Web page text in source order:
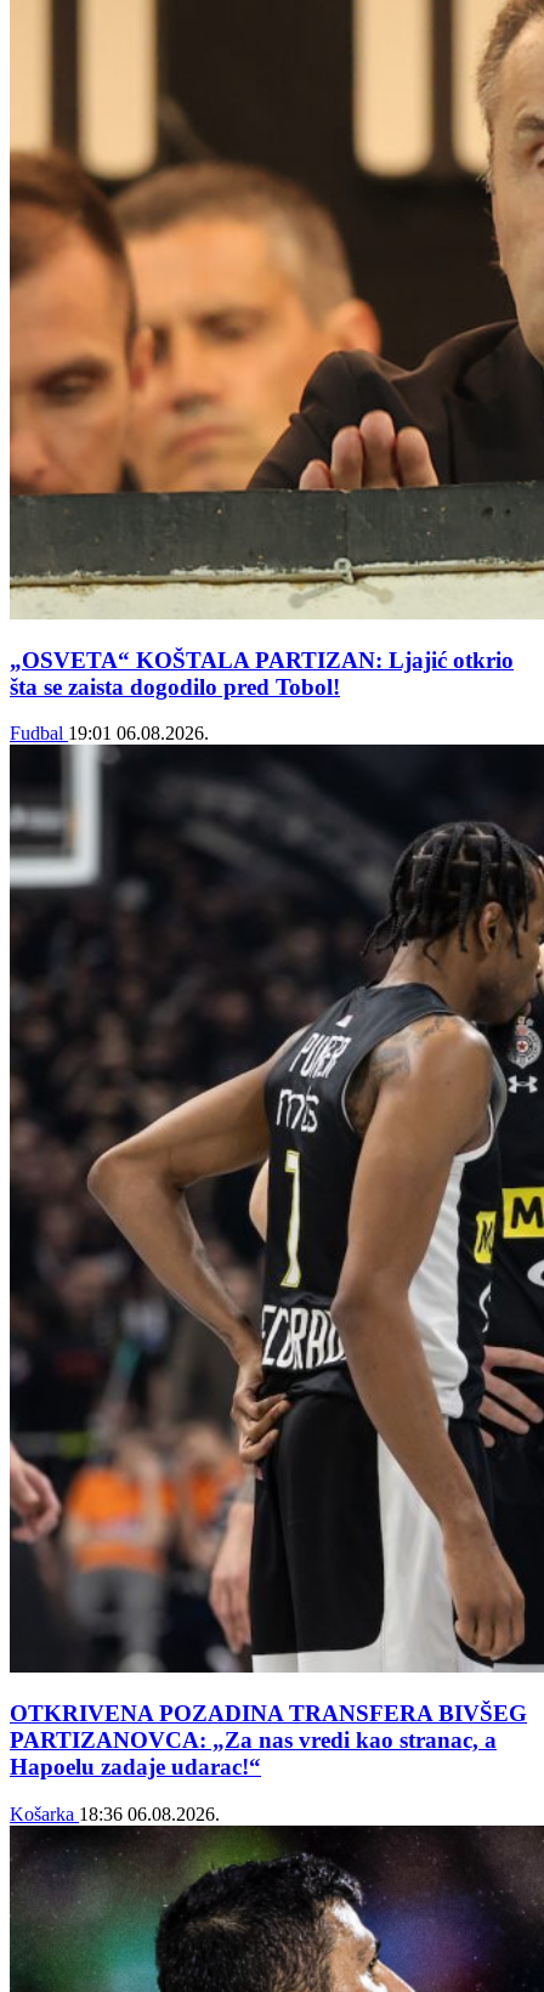
„OSVETA“ KOŠTALA PARTIZAN: Ljajić otkrio
šta se zaista dogodilo pred Tobol!
Fudbal 19:01 06.08.2026.
OTKRIVENA POZADINA TRANSFERA BIVŠEG
PARTIZANOVCA: „Za nas vredi kao stranac, a
Hapoelu zadaje udarac!“
Košarka 18:36 06.08.2026.